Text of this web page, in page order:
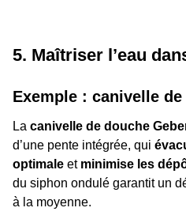
5. Maîtriser l’eau
Exemple : canivelle
La canivelle de douche
d’une pente intégrée, qui
optimale et minimise les
du siphon ondulé garantit un
à la moyenne.